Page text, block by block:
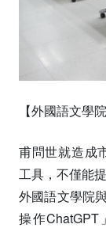
【外國語文學院
甫問世就造成
工具，不僅能
外國語文學院
操作